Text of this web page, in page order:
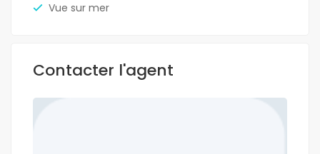
Vue sur mer
Contacter l'agent